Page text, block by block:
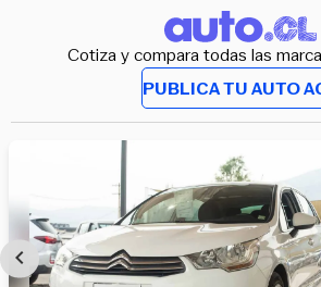
Cotiza y compara todas las
PUBLICA TU AUTO